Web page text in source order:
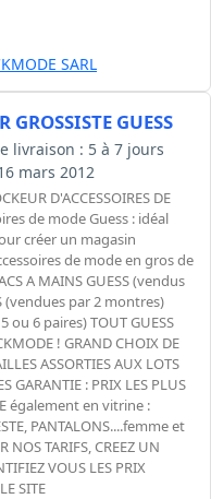
SARL
GROSSISTE GUESS
livraison : 5 à 7 jours
mars 2012
D'ACCESSOIRES DE
de mode Guess : idéal
créer un magasin
de mode en gros de
A MAINS GUESS (vendus
(vendues par 2 montres)
ou 6 paires) TOUT GUESS
! GRAND CHOIX DE
ASSORTIES AUX LOTS
GARANTIE : PRIX LES PLUS
également en vitrine :
PANTALONS....femme et
NOS TARIFS, CREEZ UN
VOUS LES PRIX
SITE